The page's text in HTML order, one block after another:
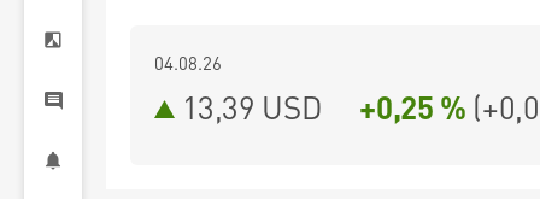
04.08.26
13,39 USD +0,25 % (